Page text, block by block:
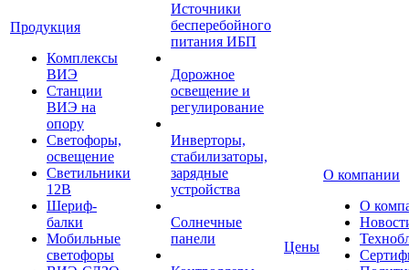
Продукция
Комплексы
ВИЭ
Станции
ВИЭ на
опору
Светофоры,
освещение
Светильники
12В
Шериф-
балки
Мобильные
светофоры
Источники
бесперебойного
питания ИБП
Дорожное
освещение и
регулирование
Инверторы,
стабилизаторы,
зарядные
устройства
Солнечные
панели
Цены
О компании
О